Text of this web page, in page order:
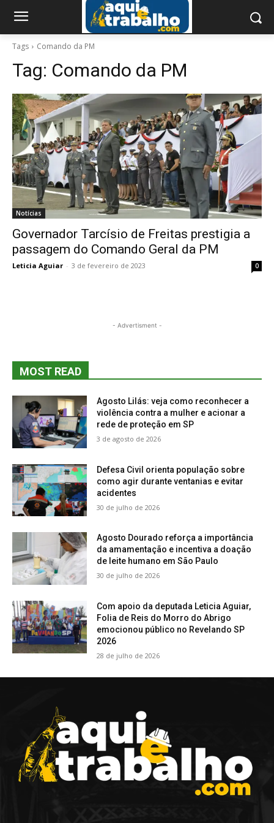
Tags Comando da PM
Tag: Comando da PM
Notícias
Governador Tarcísio de Freitas prestigia a
passagem do Comando Geral da PM
Leticia Aguiar - 3 de fevereiro de 2023 0
- Advertisment -
MOST READ
Agosto Lilás: veja como reconhecer a
violência contra a mulher e acionar a
rede de proteção em SP
3 de agosto de 2026
Defesa Civil orienta população sobre
como agir durante ventanias e evitar
acidentes
30 de julho de 2026
Agosto Dourado reforça a importância
da amamentação e incentiva a doação
de leite humano em São Paulo
30 de julho de 2026
Com apoio da deputada Leticia Aguiar,
Folia de Reis do Morro do Abrigo
emocionou público no Revelando SP
2026
28 de julho de 2026